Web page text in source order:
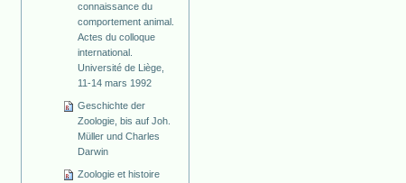
connaissance du
comportement animal.
Actes du colloque
international.
Université de Liège,
11-14 mars 1992
Geschichte der
Zoologie, bis auf Joh.
Müller und Charles
Darwin
Zoologie et histoire